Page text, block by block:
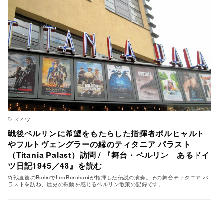
ドイツ
戦後ベルリンに希望をもたらした指揮者ボルヒャルト
やフルトヴェングラーの縁のティタニア パラスト
（Titania Palast）訪問 / 『舞台・ベルリン―あるドイ
ツ日記1945／48』を読む
終戦直後のBerlinでLeo Borchardが指揮した伝説の演奏。その舞台ティタニア パ
ラストを訪ね、歴史の鼓動を感じるベルリン散策の記録です。